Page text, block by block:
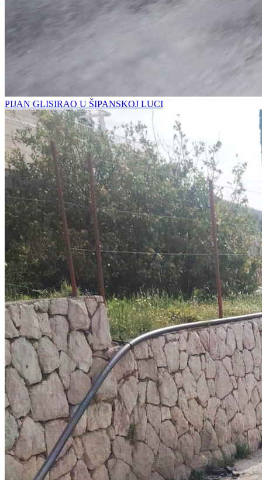
PIJAN GLISIRAO U ŠIPANSKOJ LUCI